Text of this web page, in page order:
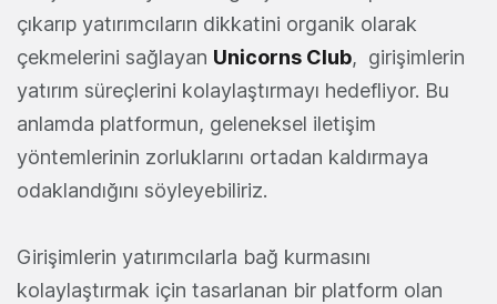
çıkarıp yatırımcıların dikkatini organik olarak
çekmelerini sağlayan Unicorns Club, girişimlerin
yatırım süreçlerini kolaylaştırmayı hedefliyor. Bu
anlamda platformun, geleneksel iletişim
yöntemlerinin zorluklarını ortadan kaldırmaya
odaklandığını söyleyebiliriz.
Girişimlerin yatırımcılarla bağ kurmasını
kolaylaştırmak için tasarlanan bir platform olan